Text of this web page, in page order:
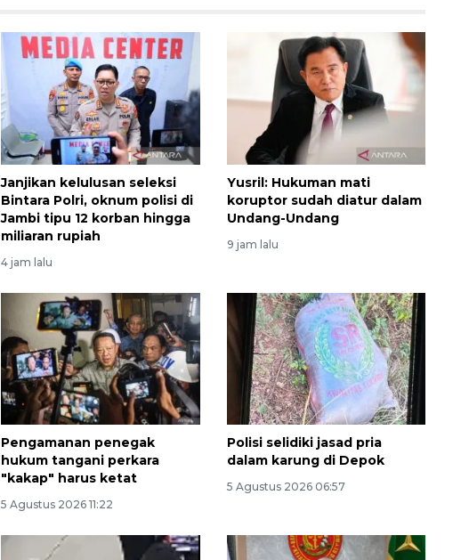
Janjikan kelulusan seleksi
Bintara Polri, oknum polisi di
Jambi tipu 12 korban hingga
miliaran rupiah
4 jam lalu
Yusril: Hukuman mati
koruptor sudah diatur dalam
Undang-Undang
9 jam lalu
Pengamanan penegak
hukum tangani perkara
"kakap" harus ketat
5 Agustus 2026 11:22
Polisi selidiki jasad pria
dalam karung di Depok
5 Agustus 2026 06:57
2026-08-05 18:00:00